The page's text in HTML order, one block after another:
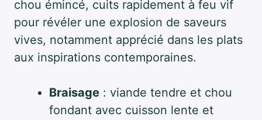
chou émincé, cuits rapidement à feu vif
pour révéler une explosion de saveurs
vives, notamment apprécié dans les plats
aux inspirations contemporaines.
Braisage : viande tendre et chou
fondant avec cuisson lente et